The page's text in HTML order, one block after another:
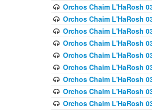
Orchos Chaim L'HaRosh
Orchos Chaim L'HaRosh
Orchos Chaim L'HaRosh
Orchos Chaim L'HaRosh
Orchos Chaim L'HaRosh
Orchos Chaim L'HaRosh
Orchos Chaim L'HaRosh
Orchos Chaim L'HaRosh
Orchos Chaim L'HaRosh